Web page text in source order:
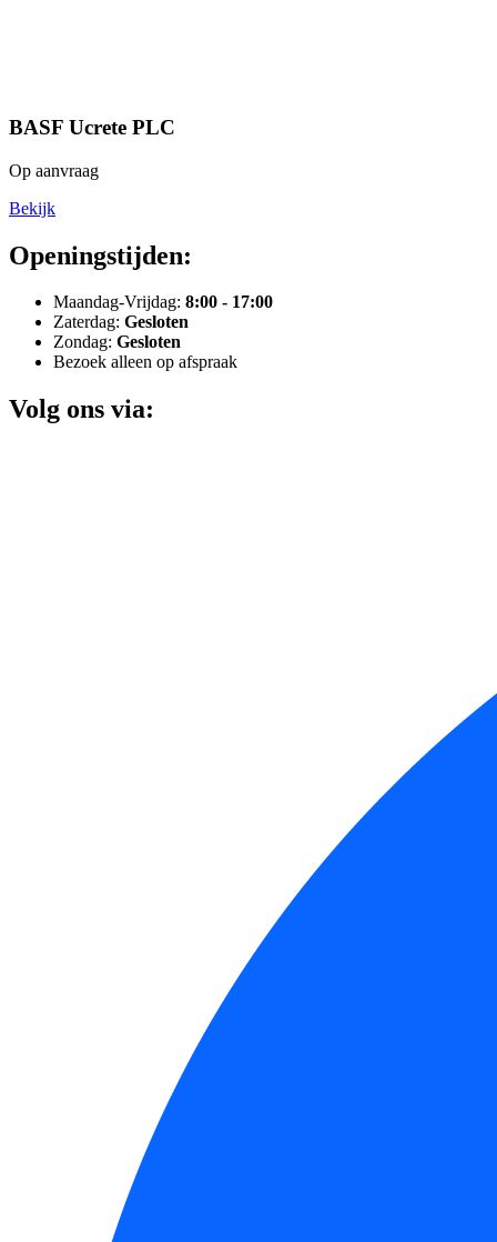
BASF Ucrete PLC
Op aanvraag
Bekijk
Openingstijden:
Maandag-Vrijdag: 8:00 - 17:00
Zaterdag: Gesloten
Zondag: Gesloten
Bezoek alleen op afspraak
Volg ons via: